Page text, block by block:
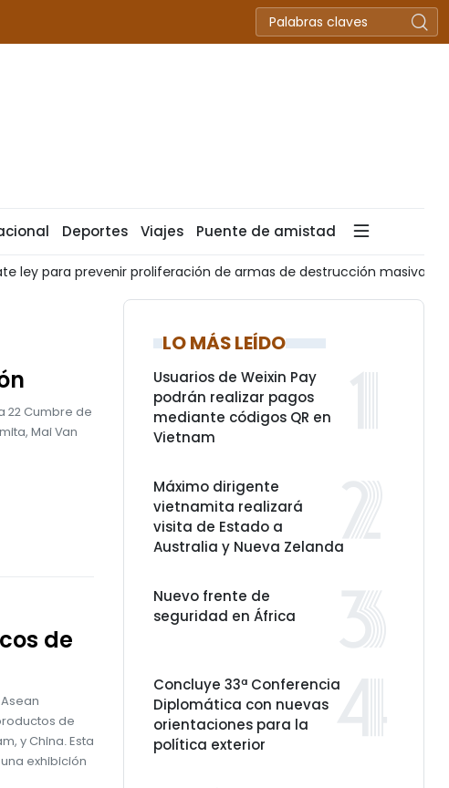
Deportes Viajes Puente de amistad
de armas de destrucción masiva Vietnam busca
22 Cumbre de
Mai Van
de
de
y China. Esta
exhibición
LO MÁS LEÍDO
Usuarios de Weixin Pay
podrán realizar pagos
mediante códigos QR en
Vietnam
Máximo dirigente
vietnamita realizará
visita de Estado a
Australia y Nueva Zelanda
Nuevo frente de
seguridad en África
Concluye 33ª Conferencia
Diplomática con nuevas
orientaciones para la
política exterior